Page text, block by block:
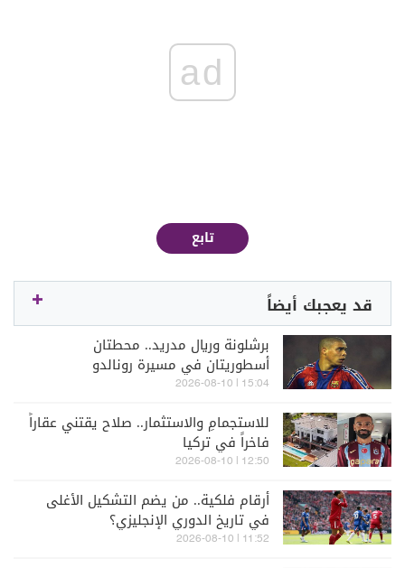
ad
تابع
قد يعجبك أيضاً
برشلونة وريال مدريد.. محطتان
أسطوريتان في مسيرة رونالدو
15:04 | 2026-08-10
للاستجمامِ والاستثمار.. صلاح يقتني عقاراً
فاخراً في تركيا
12:50 | 2026-08-10
أرقام فلكية.. من يضم التشكيل الأغلى
في تاريخِ الدوري الإنجليزي؟
11:52 | 2026-08-10